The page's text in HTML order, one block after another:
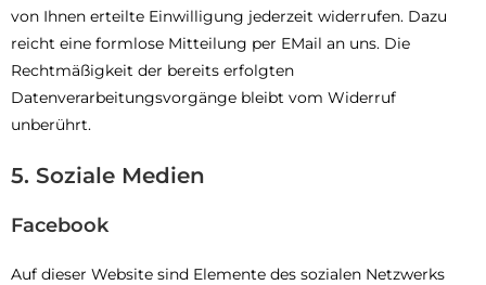
von Ihnen erteilte Einwilligung jederzeit widerrufen. Dazu
reicht eine formlose Mitteilung per EMail an uns. Die
Rechtmäßigkeit der bereits erfolgten
Datenverarbeitungsvorgänge bleibt vom Widerruf
unberührt.
5. Soziale Medien
Facebook
Auf dieser Website sind Elemente des sozialen Netzwerks